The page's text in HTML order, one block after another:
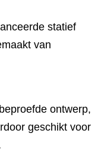
statief
van
ontwerp,
geschikt voor